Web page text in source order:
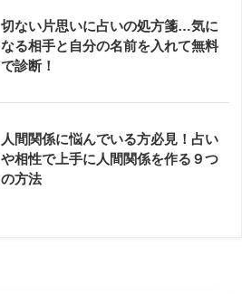
切ない片思いに占いの処方箋…気に
なる相手と自分の名前を入れて無料
で診断！
人間関係に悩んでいる方必見！占い
や相性で上手に人間関係を作る９つ
の方法